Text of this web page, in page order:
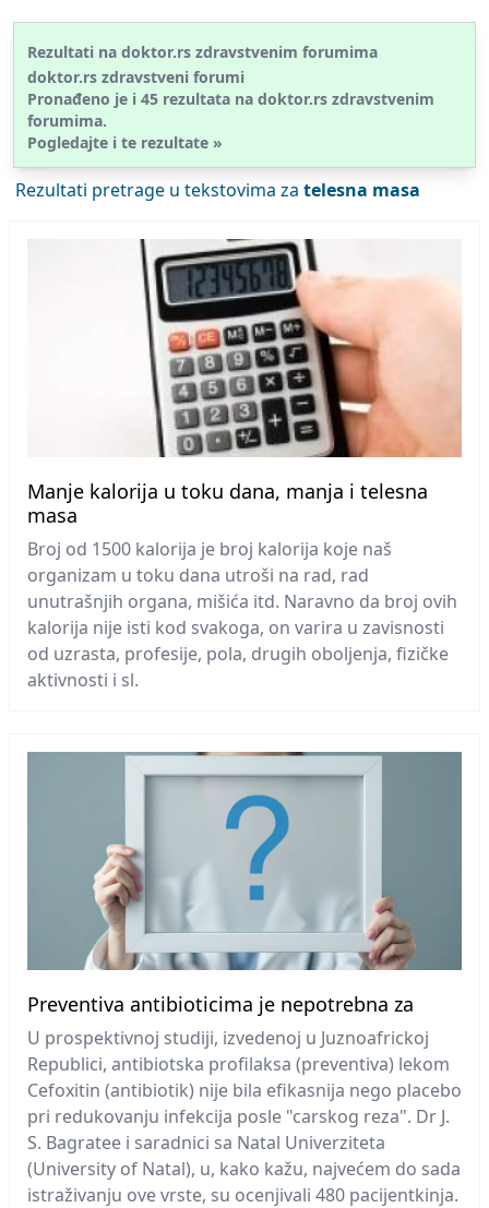
Rezultati na doktor.rs zdravstvenim forumima
doktor.rs zdravstveni forumi
Pronađeno je i 45 rezultata na doktor.rs zdravstvenim
forumima.
Pogledajte i te rezultate »
Rezultati pretrage u tekstovima za telesna masa
Manje kalorija u toku dana, manja i telesna
masa
Broj od 1500 kalorija je broj kalorija koje naš
organizam u toku dana utroši na rad, rad
unutrašnjih organa, mišića itd. Naravno da broj ovih
kalorija nije isti kod svakoga, on varira u zavisnosti
od uzrasta, profesije, pola, drugih oboljenja, fizičke
aktivnosti i sl.
Preventiva antibioticima je nepotrebna za
U prospektivnoj studiji, izvedenoj u Juznoafrickoj
Republici, antibiotska profilaksa (preventiva) lekom
Cefoxitin (antibiotik) nije bila efikasnija nego placebo
pri redukovanju infekcija posle "carskog reza". Dr J.
S. Bagratee i saradnici sa Natal Univerziteta
(University of Natal), u, kako kažu, najvećem do sada
istraživanju ove vrste, su ocenjivali 480 pacijentkinja.